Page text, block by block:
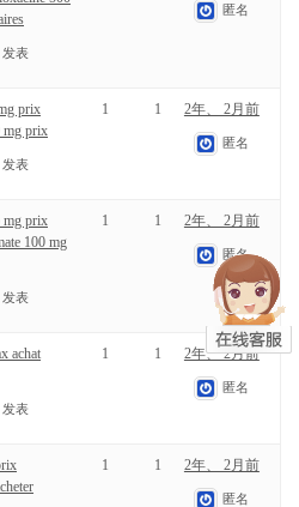
发表
匿名
prix
mg prix
发表
1 1 2年、 2月前
匿名
mg prix
100 mg
发表
1 1 2年、 2月前
匿名
achat
发表
1 1 2年、 2月前
匿名
1 1 2年、 2月前
匿名